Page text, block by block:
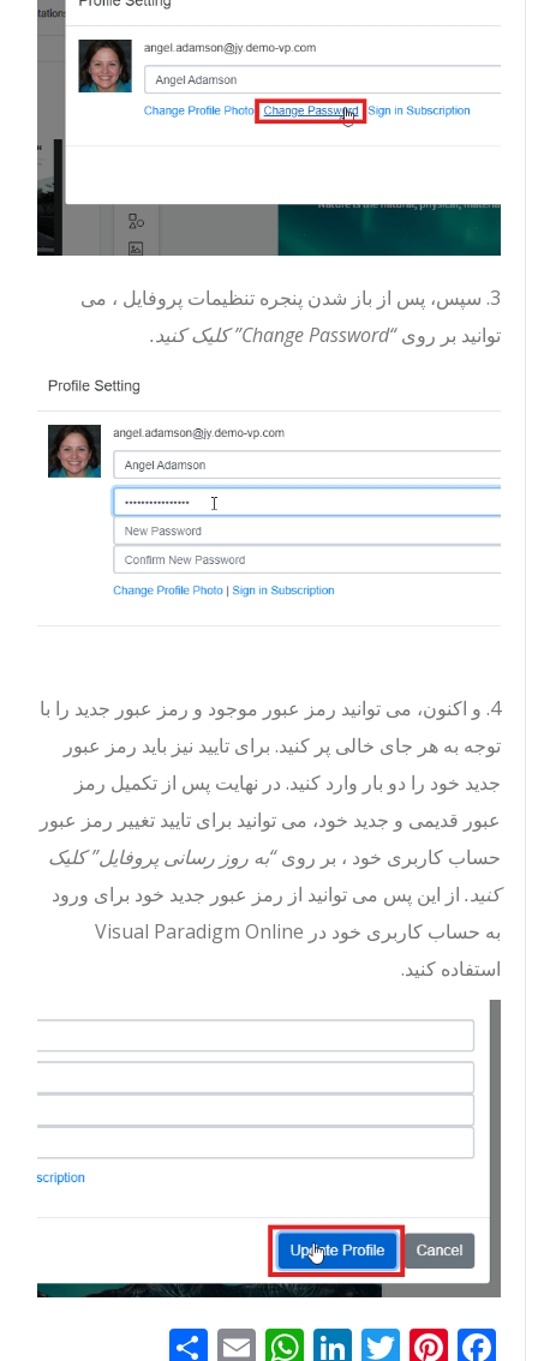
3. سپس، پس از باز شدن پنجره تنظیمات پروفایل ، می
توانید بر روی“Change Password” کلیک کنید.
4. و اکنون، می توانید رمز عبور موجود و رمز عبور جدید را با
توجه به هر جای خالی پر کنید. برای تایید نیز باید رمز عبور
جدید خود را دو بار وارد کنید. در نهایت پس از تکمیل رمز
عبور قدیمی و جدید خود، می توانید برای تایید تغییر رمز عبور
حساب کاربری خود ، بر روی“به روز رسانی پروفایل” کلیک
کنید.از این پس می توانید از رمز عبور جدید خود برای ورود
به حساب کاربری خود در Visual Paradigm Online
استفاده کنید.
Facebook
Pinterest
Twitter
LinkedIn
WhatsApp
Emailاشتراک